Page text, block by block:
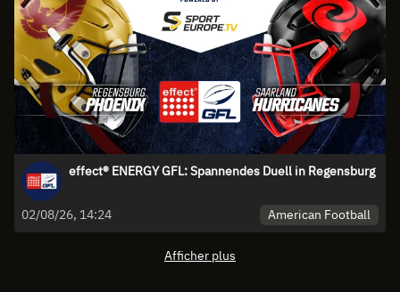
effect® ENERGY GFL: Spannendes Duell in Regensburg
02/08/26, 14:24 American Football
Afficher plus